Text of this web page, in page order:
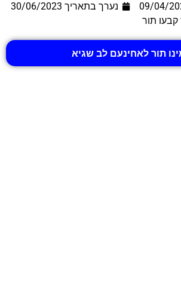
נערך בתאריך 30/06/2023
תור לאחינעם לב שגיא